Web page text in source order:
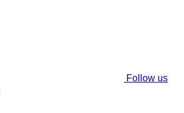
Follow us